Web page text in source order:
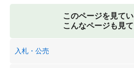
このページを見て
こんなページも見
入札・公売